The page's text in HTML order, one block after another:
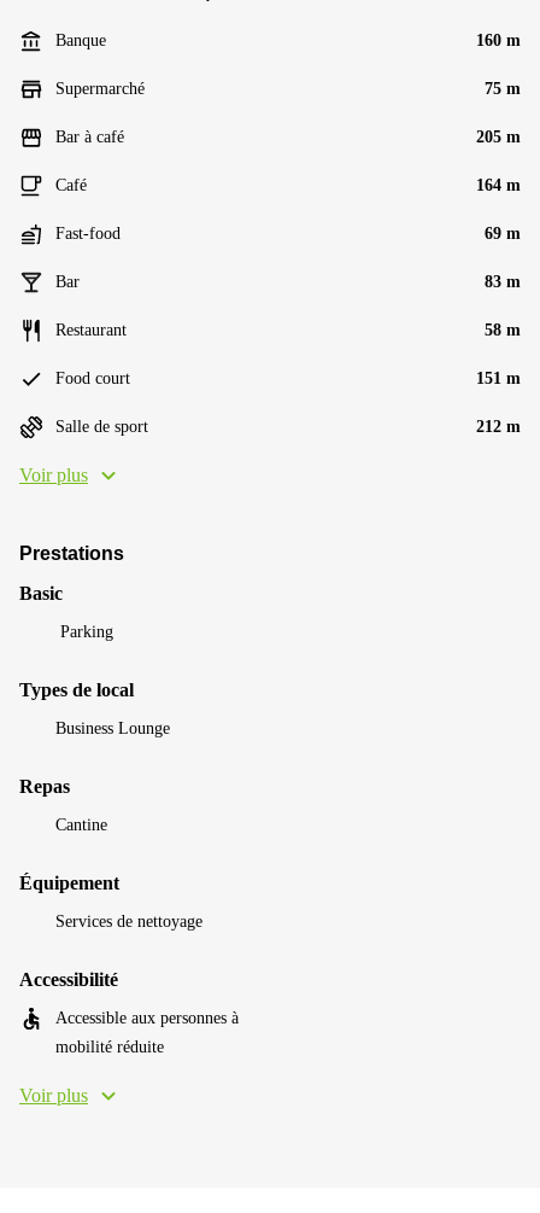
Banque 160 m
Supermarché 75 m
Bar à café 205 m
Café 164 m
Fast-food 69 m
Bar 83 m
Restaurant 58 m
Food court 151 m
Salle de sport 212 m
Voir plus
Prestations
Basic
Parking
Types de local
Business Lounge
Repas
Cantine
Équipement
Services de nettoyage
Accessibilité
Accessible aux personnes à
mobilité réduite
Voir plus